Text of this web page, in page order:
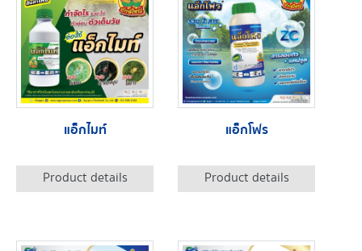
แอ็กไมท์
Product details
แอ็กโฟร
Product details